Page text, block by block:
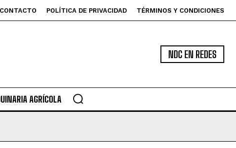
CONTACTO POLÍTICA DE PRIVACIDAD TÉRMINOS Y CONDICIONES
NDC EN REDES
AGRÍCOLA